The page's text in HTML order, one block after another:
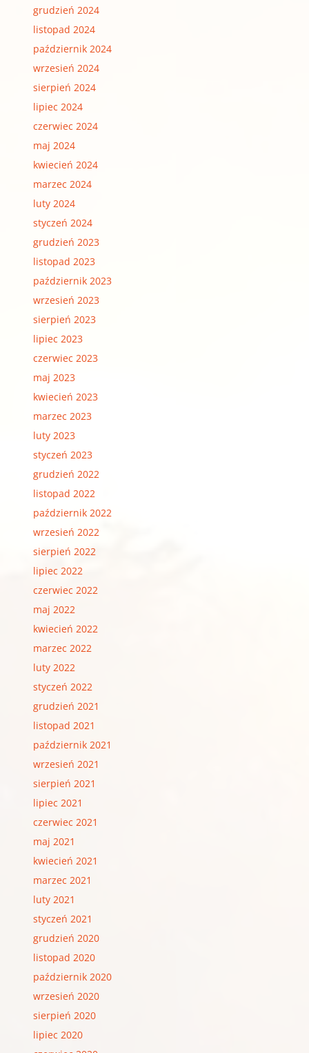
grudzień 2024
listopad 2024
październik 2024
wrzesień 2024
sierpień 2024
lipiec 2024
czerwiec 2024
maj 2024
kwiecień 2024
marzec 2024
luty 2024
styczeń 2024
grudzień 2023
listopad 2023
październik 2023
wrzesień 2023
sierpień 2023
lipiec 2023
czerwiec 2023
maj 2023
kwiecień 2023
marzec 2023
luty 2023
styczeń 2023
grudzień 2022
listopad 2022
październik 2022
wrzesień 2022
sierpień 2022
lipiec 2022
czerwiec 2022
maj 2022
kwiecień 2022
marzec 2022
luty 2022
styczeń 2022
grudzień 2021
listopad 2021
październik 2021
wrzesień 2021
sierpień 2021
lipiec 2021
czerwiec 2021
maj 2021
kwiecień 2021
marzec 2021
luty 2021
styczeń 2021
grudzień 2020
listopad 2020
październik 2020
wrzesień 2020
sierpień 2020
lipiec 2020